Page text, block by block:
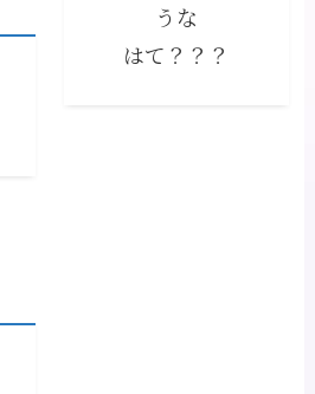
うな
はて？？？